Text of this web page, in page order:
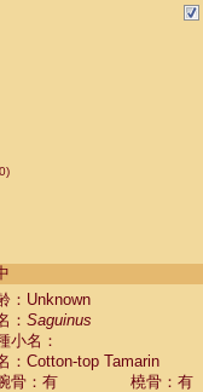
：Unknown
： Saguinus
小名：
：Cotton-top Tamarin
骨：有
橈骨：有